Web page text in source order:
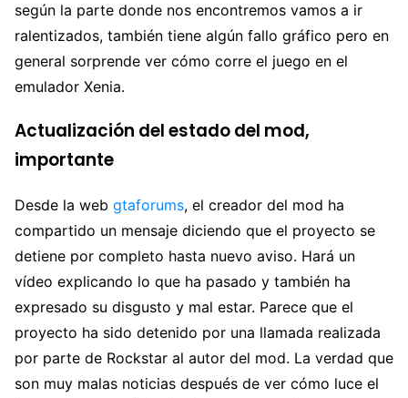
según la parte donde nos encontremos vamos a ir
ralentizados, también tiene algún fallo gráfico pero en
general sorprende ver cómo corre el juego en el
emulador Xenia.
Actualización del estado del mod,
importante
Desde la web gtaforums, el creador del mod ha
compartido un mensaje diciendo que el proyecto se
detiene por completo hasta nuevo aviso. Hará un
vídeo explicando lo que ha pasado y también ha
expresado su disgusto y mal estar. Parece que el
proyecto ha sido detenido por una llamada realizada
por parte de Rockstar al autor del mod. La verdad que
son muy malas noticias después de ver cómo luce el